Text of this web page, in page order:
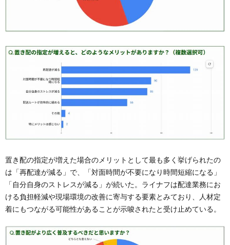
置き配の指定が増えた場合のメリットとして最も多く挙げられたの
は「再配達が減る」で、「対面時間が不要になり時間短縮になる」
「自分自身のストレスが減る」が続いた。ライナフは配達業務にお
ける負担軽減や現場環境の改善に寄与する要素とみており、人材定
着にもつながる可能性があることが示唆されたと受け止めている。